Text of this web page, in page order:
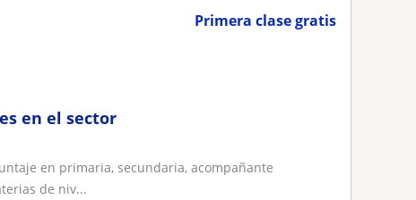
Primera clase gratis
en el sector
en primaria, secundaria, acompañante
de niv...